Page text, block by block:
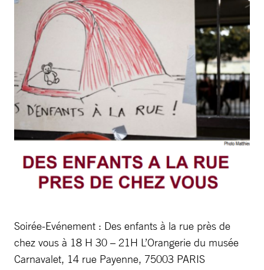
Soirée-Evénement : Des enfants à la rue près de
chez vous à 18 H 30 – 21H L’Orangerie du musée
Carnavalet, 14 rue Payenne, 75003 PARIS